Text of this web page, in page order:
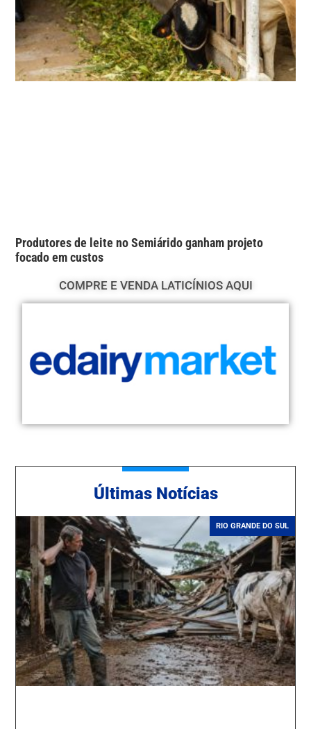
Produtores de leite no Semiárido ganham projeto
focado em custos
COMPRE E VENDA LATICÍNIOS AQUI
Ú ltimas Notícias
RIO GRANDE DO SUL